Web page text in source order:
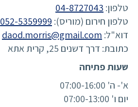
טלפון: 04-8727043
טלפון חירום (מוריס): 052-5359999
דוא"ל: daod.morris@gmail.com
כתובת: דרך דשנים 25, קרית אתא
שעות פתיחה
א'- ה' 07:00-16:00
יום ו' 07:00-13:00